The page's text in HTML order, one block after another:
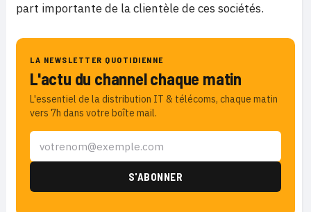
part importante de la clientèle de ces sociétés.
LA NEWSLETTER QUOTIDIENNE
L'actu du channel chaque matin
L'essentiel de la distribution IT & télécoms, chaque matin
vers 7h dans votre boîte mail.